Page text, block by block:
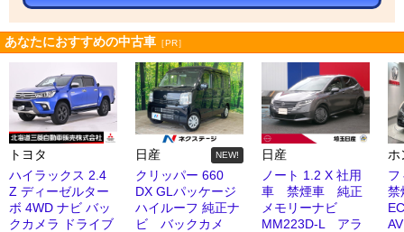
あなたにおすすめの中古車 ［PR］
トヨタ
ハイラックス 2.4
Z ディーゼルター
ボ 4WD ナビ バッ
クカメラ ドライブ
日産 NEW!
クリッパー 660
DX GLパッケージ
ハイルーフ 純正ナ
ビ バックカメ
日産
ノート 1.2 X 社用
車 禁煙車 純正
メモリーナビ
MM223D-L アラ
ホ
フ
禁